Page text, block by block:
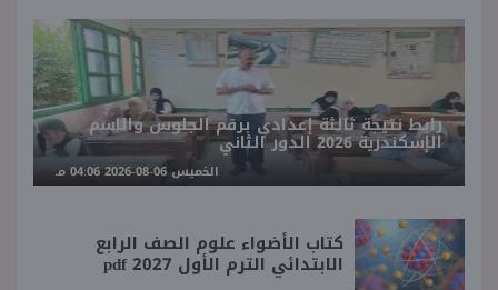
رابط نتيجة ثالثة إعدادي برقم الجلوس والاسم
الإسكندرية 2026 الدور الثاني
الخميس 06-08-2026 04:06 مـ
كتاب الأضواء علوم الصف الرابع
الابتدائي الترم الأول 2027 pdf